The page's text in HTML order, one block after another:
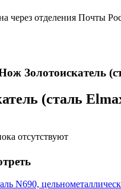
через отделения Почты
Золотоискатель
(сталь
отсутствуют